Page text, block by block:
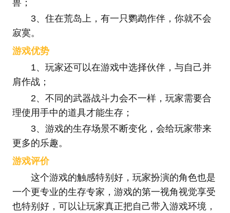
兽；
3、住在荒岛上，有一只鹦鹉作伴，你就不会
寂寞。
游戏优势
1、玩家还可以在游戏中选择伙伴，与自己并
肩作战；
2、不同的武器战斗力会不一样，玩家需要合
理使用手中的道具才能生存；
3、游戏的生存场景不断变化，会给玩家带来
更多的乐趣。
游戏评价
这个游戏的触感特别好，玩家扮演的角色也是
一个更专业的生存专家，游戏的第一视角视觉享受
也特别好，可以让玩家真正把自己带入游戏环境，